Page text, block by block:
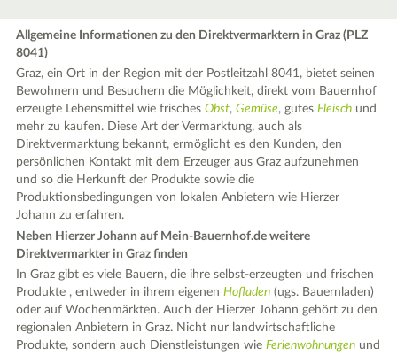
Allgemeine Informationen zu den Direktvermarktern in Graz (PLZ
8041)
Graz, ein Ort in der Region mit der Postleitzahl 8041, bietet seinen
Bewohnern und Besuchern die Möglichkeit, direkt vom Bauernhof
erzeugte Lebensmittel wie frischesObst,Gemüse, gutesFleisch und
mehr zu kaufen. Diese Art der Vermarktung, auch als
Direktvermarktung bekannt, ermöglicht es den Kunden, den
persönlichen Kontakt mit dem Erzeuger aus Graz aufzunehmen
und so die Herkunft der Produkte sowie die
Produktionsbedingungen von lokalen Anbietern wie Hierzer
Johann zu erfahren.
Neben Hierzer Johann auf Mein-Bauernhof.de weitere
Direktvermarkter in Graz finden
In Graz gibt es viele Bauern, die ihre selbst-erzeugten und frischen
Produkte , entweder in ihrem eigenenHofladen (ugs. Bauernladen)
oder auf Wochenmärkten. Auch der Hierzer Johann gehört zu den
regionalen Anbietern in Graz. Nicht nur landwirtschaftliche
Produkte, sondern auch Dienstleistungen wieFerienwohnungen und